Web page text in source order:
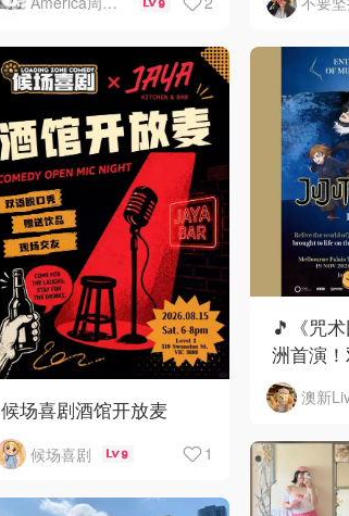
候场喜剧酒馆开放麦
候场喜剧 9 1
🎵《咒
洲首演！